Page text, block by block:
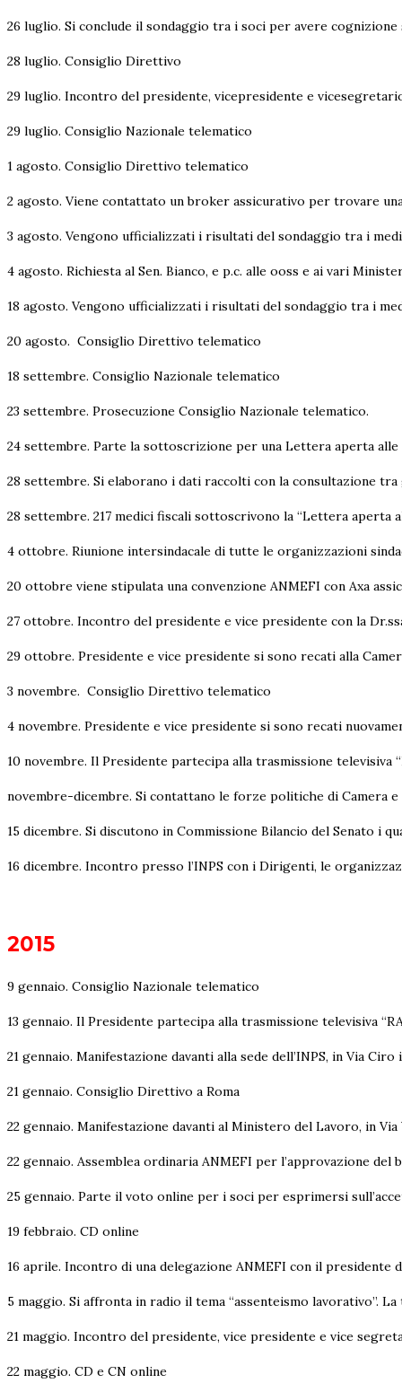
26 luglio. Si conclude il sondaggio tra i soci per avere
28 luglio. Consiglio Direttivo
29 luglio. Incontro del presidente, vicepresidente e
29 luglio. Consiglio Nazionale telematico
1 agosto. Consiglio Direttivo telematico
2 agosto. Viene contattato un broker assicurativo per trovare
3 agosto. Vengono ufficializzati i risultati del sondaggio tra i
4 agosto. Richiesta al Sen. Bianco, e p.c. alle ooss e ai vari
18 agosto. Vengono ufficializzati i risultati del sondaggio tra i
20 agosto. Consiglio Direttivo telematico
18 settembre. Consiglio Nazionale telematico
23 settembre. Prosecuzione Consiglio Nazionale telematico.
24 settembre. Parte la sottoscrizione per una Lettera aperta
28 settembre. Si elaborano i dati raccolti con la consultazione
28 settembre. 217 medici fiscali sottoscrivono la “Lettera
4 ottobre. Riunione intersindacale di tutte le organizzazioni
20 ottobre viene stipulata una convenzione ANMEFI con Axa
27 ottobre. Incontro del presidente e vice presidente con la
29 ottobre. Presidente e vice presidente si sono recati alla
3 novembre. Consiglio Direttivo telematico
4 novembre. Presidente e vice presidente si sono recati
10 novembre. Il Presidente partecipa alla trasmissione televisiva
novembre-dicembre. Si contattano le forze politiche di Camera
15 dicembre. Si discutono in Commissione Bilancio del Senato i
16 dicembre. Incontro presso l’INPS con i Dirigenti, le
2015
9 gennaio. Consiglio Nazionale telematico
13 gennaio. Il Presidente partecipa alla trasmissione televisiva
21 gennaio. Manifestazione davanti alla sede dell’INPS, in Via
21 gennaio. Consiglio Direttivo a Roma
22 gennaio. Manifestazione davanti al Ministero del Lavoro, in
22 gennaio. Assemblea ordinaria ANMEFI per l’approvazione
25 gennaio. Parte il voto online per i soci per esprimersi
19 febbraio. CD online
16 aprile. Incontro di una delegazione ANMEFI con il presidente
5 maggio. Si affronta in radio il tema “assenteismo lavorativo”.
21 maggio. Incontro del presidente, vice presidente e vice
22 maggio. CD e CN online